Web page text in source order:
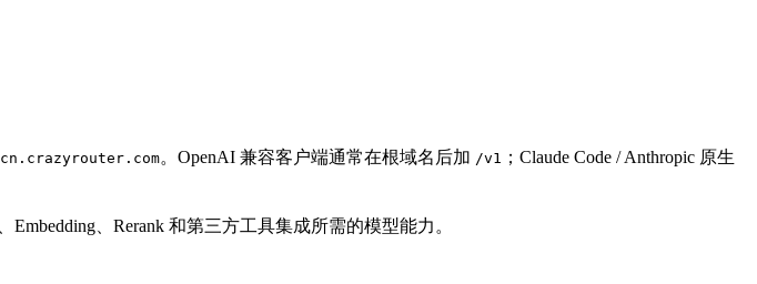
。OpenAI 兼容客户端通常在根域名后加 /v1
；Claude Code / Anthropic 原生
、Rerank 和第三方工具集成所需的模型能力。